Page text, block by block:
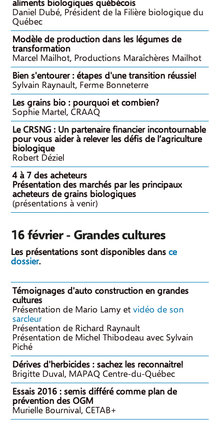
aliments biologiques québécois
Daniel Dubé, Président de la Filière biologique du
Québec
Modèle de production dans les légumes de
transformation
Marcel Mailhot, Productions Maraîchères Mailhot
Bien s'entourer : étapes d'une transition réussie!
Sylvain Raynault, Ferme Bonneterre
Les grains bio : pourquoi et combien?
Sophie Martel, CRAAQ
Le CRSNG : Un partenaire financier incontournable
pour vous aider à relever les défis de l’agriculture
biologique
Robert Déziel
4 à 7 des acheteurs
Présentation des marchés par les principaux
acheteurs de grains biologiques
(présentations à venir)
16 février - Grandes cultures
Les présentations sont disponibles dansce
dossier.
Témoignages d'auto construction en grandes
cultures
Présentation de Mario Lamy etvidéo de son
sarcleur
Présentation de Richard Raynault
Présentation de Michel Thibodeau avec Sylvain
Piché
Dérives d'herbicides : sachez les reconnaitre!
Brigitte Duval, MAPAQ Centre-du-Québec
Essais 2016 : semis différé comme plan de
prévention des OGM
Murielle Bournival, CETAB+